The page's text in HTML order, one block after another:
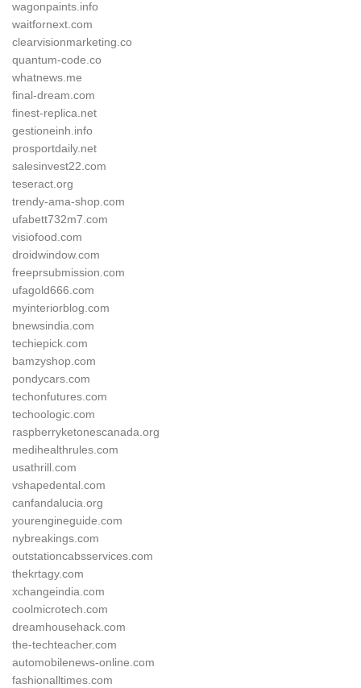
wagonpaints.info
waitfornext.com
clearvisionmarketing.co
quantum-code.co
whatnews.me
final-dream.com
finest-replica.net
gestioneinh.info
prosportdaily.net
salesinvest22.com
teseract.org
trendy-ama-shop.com
ufabett732m7.com
visiofood.com
droidwindow.com
freeprsubmission.com
ufagold666.com
myinteriorblog.com
bnewsindia.com
techiepick.com
bamzyshop.com
pondycars.com
techonfutures.com
techoologic.com
raspberryketonescanada.org
medihealthrules.com
usathrill.com
vshapedental.com
canfandalucia.org
yourengineguide.com
nybreakings.com
outstationcabsservices.com
thekrtagy.com
xchangeindia.com
coolmicrotech.com
dreamhousehack.com
the-techteacher.com
automobilenews-online.com
fashionalltimes.com